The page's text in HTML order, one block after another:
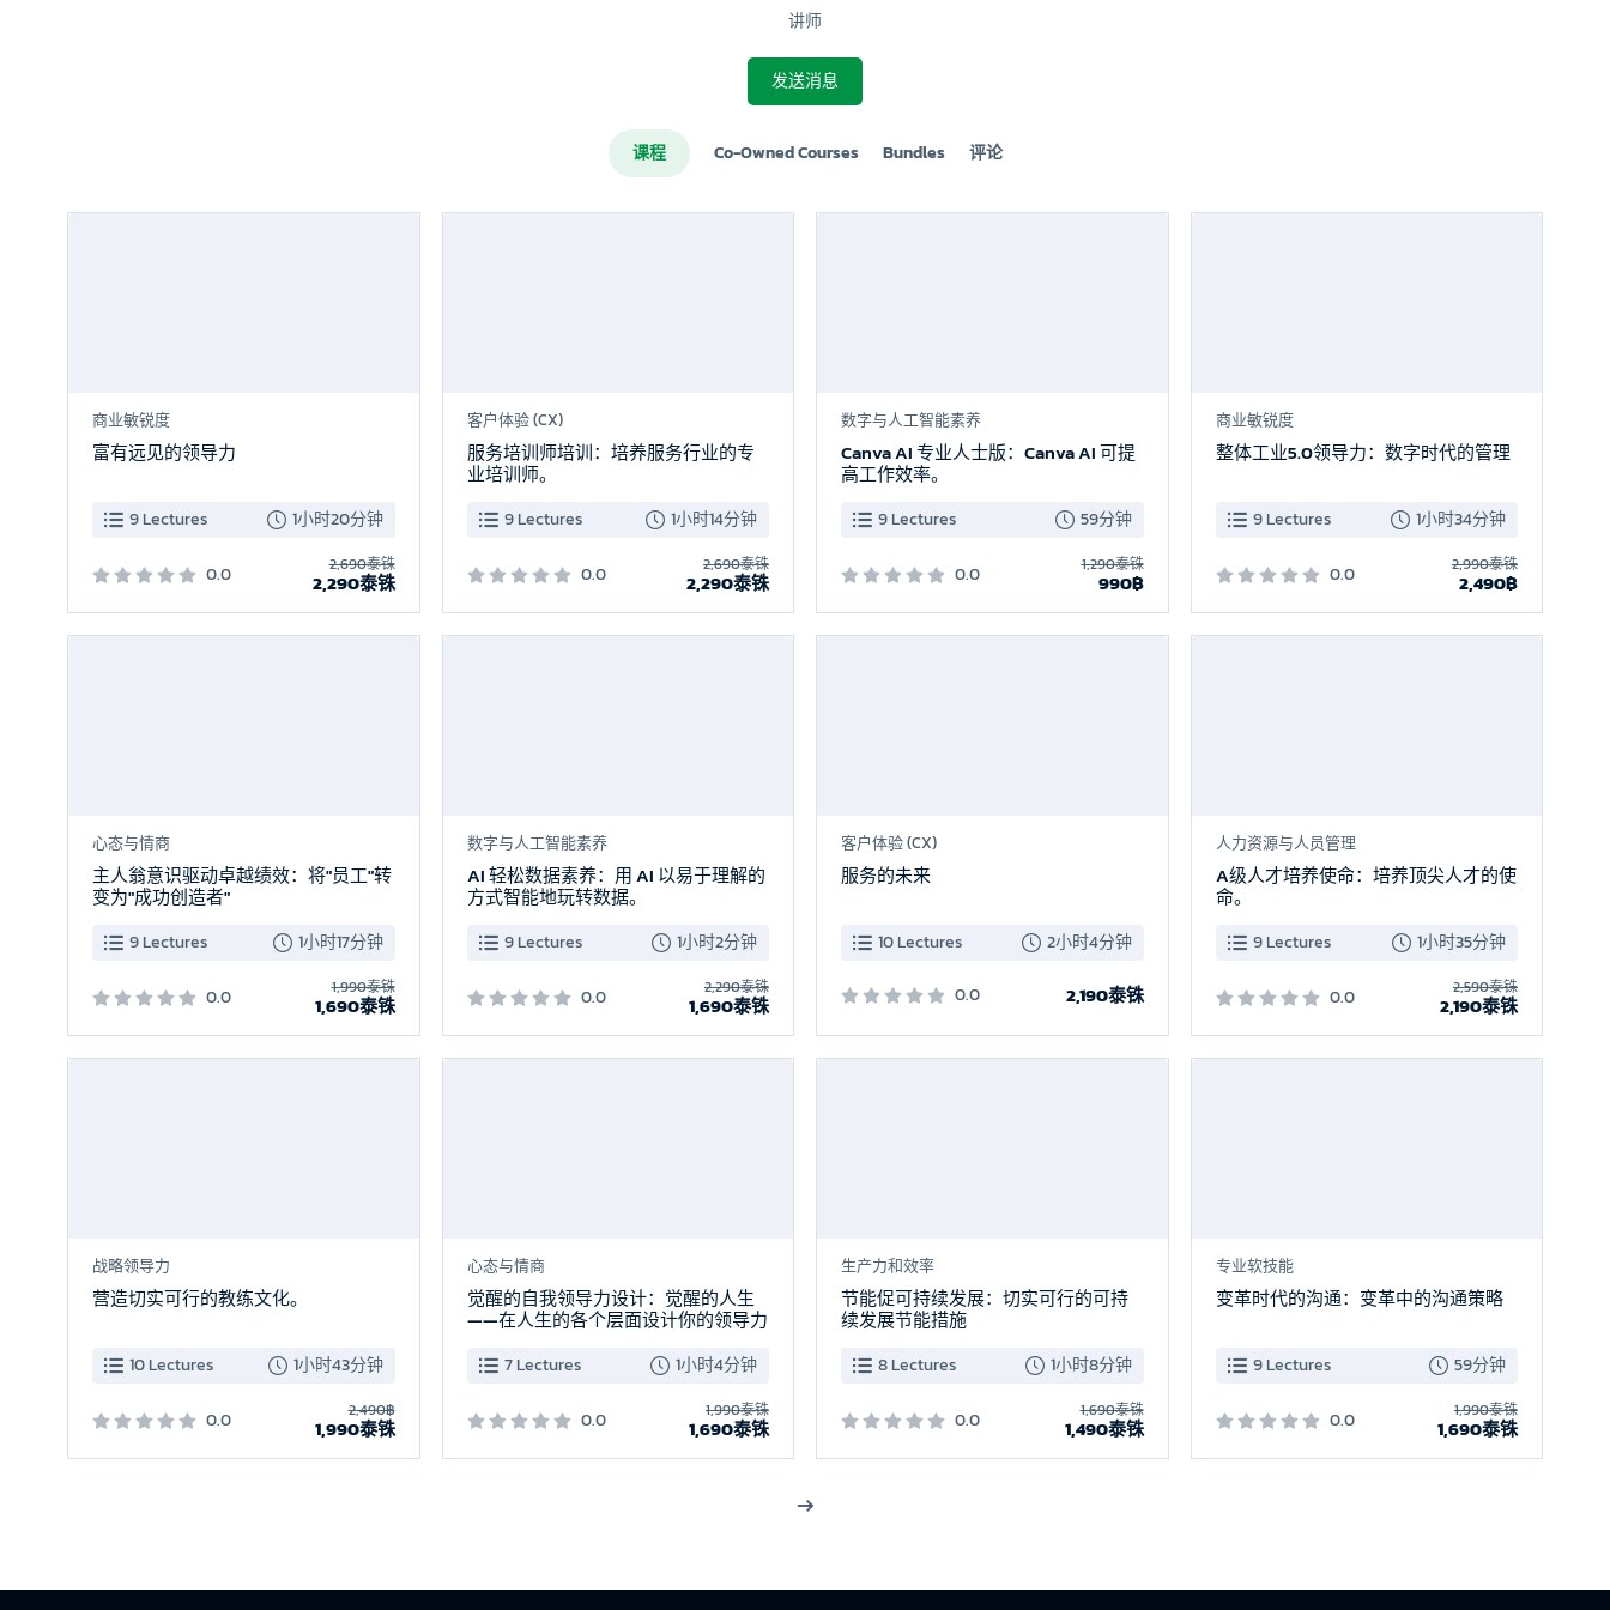
讲师
发送消息
课程 Co-Owned Courses Bundles 评论
商业敏锐度
富有远见的领导力
9 Lectures 1小时20分钟
0.0 2,690泰铢
2,290泰铢
客户体验 (CX)
服务培训师培训：培养服务行业的专
业培训师。
9 Lectures 1小时14分钟
0.0 2,690泰铢
2,290泰铢
数字与人工智能素养
Canva AI 专业人士版：Canva AI 可提
高工作效率。
9 Lectures 59分钟
0.0 1,290泰铢
990฿
商业敏锐度
整体工业5.0领导力：数字时代的管理
9 Lectures 1小时34分钟
0.0 2,990泰铢
2,490฿
心态与情商
主人翁意识驱动卓越绩效：将"员工"转
变为"成功创造者"
9 Lectures 1小时17分钟
0.0 1,990泰铢
1,690泰铢
数字与人工智能素养
AI 轻松数据素养：用 AI 以易于理解的
方式智能地玩转数据。
9 Lectures 1小时2分钟
0.0 2,290泰铢
1,690泰铢
客户体验 (CX)
服务的未来
10 Lectures 2小时4分钟
0.0 2,190泰铢
人力资源与人员管理
A级人才培养使命：培养顶尖人才的使
命。
9 Lectures 1小时35分钟
0.0 2,590泰铢
2,190泰铢
战略领导力
营造切实可行的教练文化。
10 Lectures 1小时43分钟
0.0 2,490฿
1,990泰铢
心态与情商
觉醒的自我领导力设计：觉醒的人生
——在人生的各个层面设计你的领导力
7 Lectures 1小时4分钟
0.0 1,990泰铢
1,690泰铢
生产力和效率
节能促可持续发展：切实可行的可持
续发展节能措施
8 Lectures 1小时8分钟
0.0 1,690泰铢
1,490泰铢
专业软技能
变革时代的沟通：变革中的沟通策略
9 Lectures 59分钟
0.0 1,990泰铢
1,690泰铢
1